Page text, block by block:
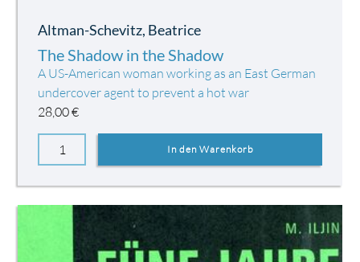
Altman-Schevitz, Beatrice
The Shadow in the Shadow
A US-American woman working as an East German
undercover agent to prevent a hot war
28,00€